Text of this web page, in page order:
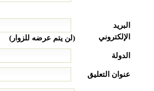
البريد
الإلكتروني
(لن يتم عرضه للزوار)
الدولة
عنوان التعليق